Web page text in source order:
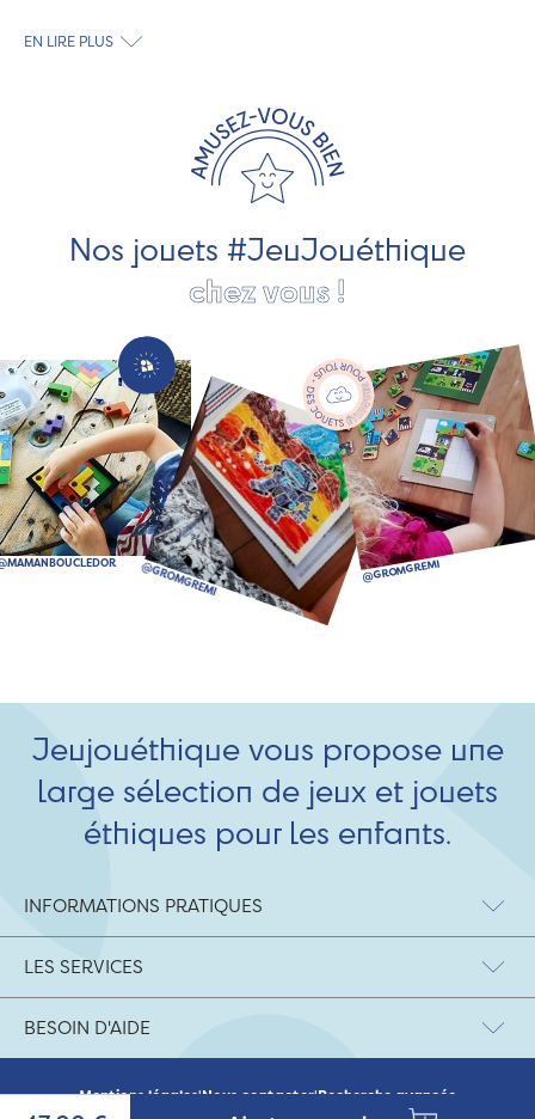
découvrez le plus grand choix de jouets en bois
les jeux et jouets en bois de qualité et engagés dans le
développement durable. Ils nous fabriquent des jouets
pour les jeunes enfants, des jeux d'éveil, des jeux de
société, des jouets d'imitation, des jeux de plein air, ... et
EN LIRE PLUS
Nos jouets #JeuJouéthique
chez vous !
Jeujouéthique vous propose une
large sélection de jeux et jouets
éthiques pour les enfants.
INFORMATIONS PRATIQUES
LES SERVICES
BESOIN D'AIDE
Mentions légales|Nous contacter|Recherche avancée
© 2026 Jeujouethique.com - création UX/UI :
Agence Hypersthène